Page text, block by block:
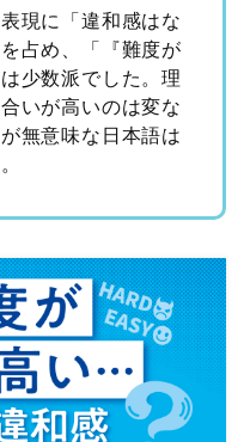
現に「違和感はな
占め、「『難度が
少数派でした。理
いが高いのは変な
無意味な日本語は